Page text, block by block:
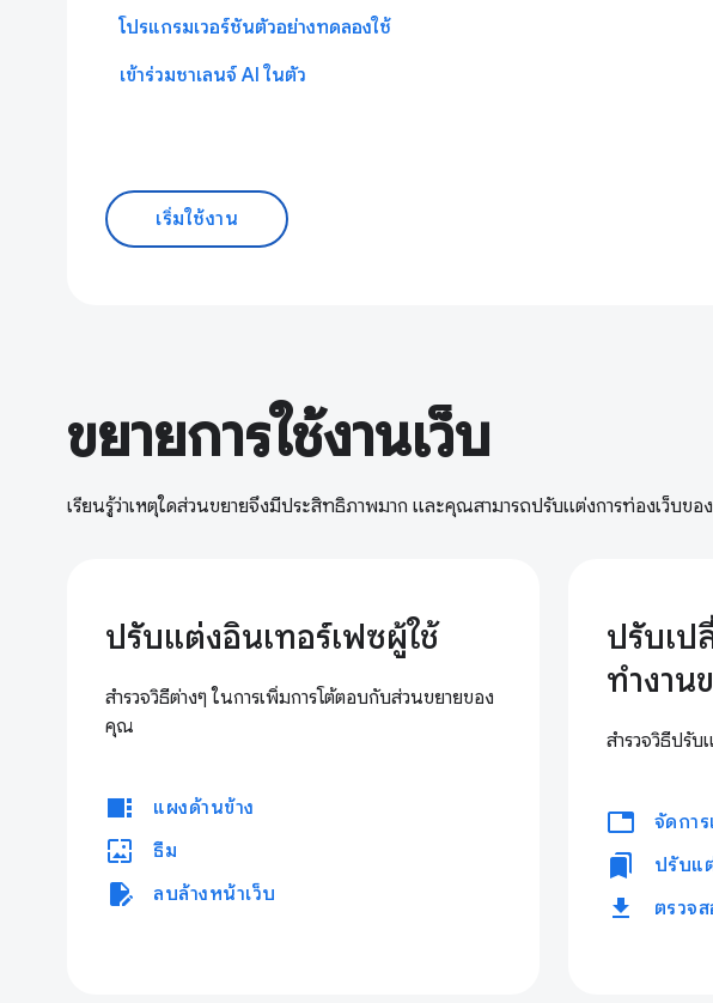
โปรแกรมเวอร์ชันตัวอย่างทดลองใช้
เข้าร่วมชาเลนจ์ AI ในตัว
เริ่มใช้งาน
ขยายการใช้งานเว็บ
เรียนรู้ว่าเหตุใดส่วนขยายจึงมีประสิทธิภาพมาก และคุณสามารถปรับแต่งการท่องเว็บขอ
ปรับแต่งอินเทอร์เฟซผู้ใช้
สำรวจวิธีต่างๆ ในการเพิ่มการโต้ตอบกับส่วนขยายของ
คุณ
view_sidebar แผงด้านข้าง
wallpaper ธีม
edit_document ลบล้างหน้าเว็บ
ปรับเป
ทำงาน
สำรวจวิธีปรับ
tabsจัดกา
bookmarks ปรับแ
download ตรวจ